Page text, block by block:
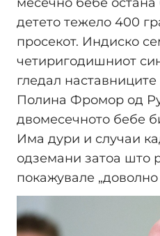
детето тежело 400
просекот. Индиско
четиригодишниот
гледал
Полина Фромор од
двомесечното бебе
Има дури и случаи
одземани затоа што
покажувале